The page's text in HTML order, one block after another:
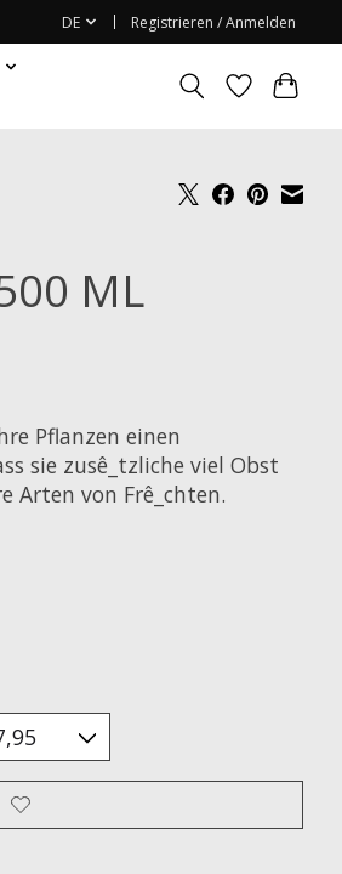
DE Registrieren / Anmelden
ML
Pflanzen einen
sie zusê_tzliche viel Obst
Arten von Frê_chten.
ist